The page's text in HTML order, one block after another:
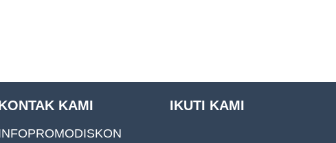
KAMI IKUTI KAMI